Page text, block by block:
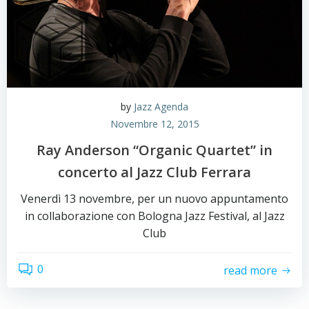
by Jazz Agenda
Novembre 12, 2015
Ray Anderson “Organic Quartet” in
concerto al Jazz Club Ferrara
Venerdì 13 novembre, per un nuovo appuntamento
in collaborazione con Bologna Jazz Festival, al Jazz
Club
0 read more